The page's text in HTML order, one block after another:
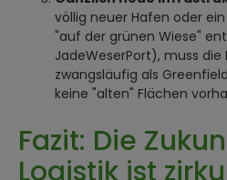
völlig neuer Hafen oder ein
"auf der grünen Wiese"
JadeWeserPort), muss die
zwangsläufig als
keine "alten" Flächen
Fazit: Die
Logistik ist